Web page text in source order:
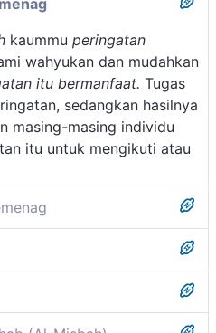
kaummu peringatan
wahyukan dan mudahkan
itu bermanfaat. Tugas
sedangkan hasilnya
masing-masing individu
itu untuk mengikuti atau
Rasul-Nya agar
tentang yang telah ia
bahwa peringatan
faedahnya bagi
peringatan) dengan